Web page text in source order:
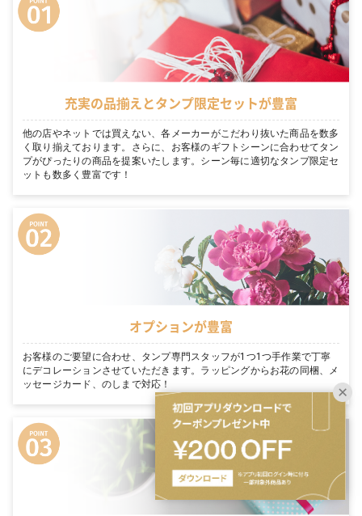
充実の品揃えとタンプ限定セットが豊富
他の店やネットでは買えない、各メーカーがこだわり抜いた商品を数多
く取り揃えております。さらに、お客様のギフトシーンに合わせてタン
プがぴったりの商品を提案いたします。シーン毎に適切なタンプ限定セ
ットも数多く豊富です！
オプションが豊富
お客様のご要望に合わせ、タンプ専門スタッフが1つ1つ手作業で丁寧
にデコレーションさせていただきます。ラッピングからお花の同梱、メ
ッセージカード、のしまで対応！